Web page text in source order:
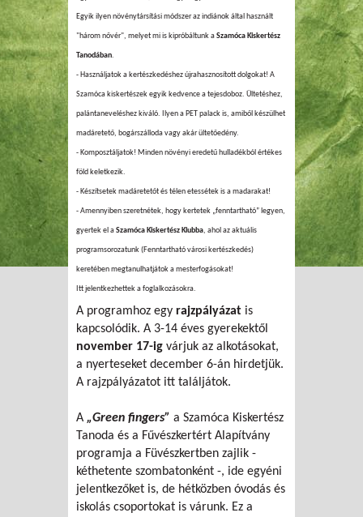
Egyik ilyen növénytársítási módszer az indiánok által használt
"három nővér", melyet mi is kipróbáltunk aSzamóca Kiskertész
Tanodában.
- Használjatok a kertészkedéshez újrahasznosított dolgokat! A
Szamóca kiskertészek egyik kedvence a tejesdoboz. Ültetéshez,
palántaneveléshez kiváló. Ilyen a PET palack is, amiből készülhet
madáretető, bogárszálloda vagy akár ültetőedény.
- Komposztáljatok! Minden növényi eredetű hulladékból értékes
föld keletkezik.
- Készítsetek madáretetőt és télen etessétek is a madarakat!
- Amennyiben szeretnétek, hogy kertetek „fenntartható” legyen,
gyertek el aSzamóca Kiskertész Klubba, ahol az aktuális
programsorozatunk (Fenntartható városi kertészkedés)
keretében megtanulhatjátok a mesterfogásokat!
Itt jelentkezhettek a foglalkozásokra.
A programhoz egy rajzpályázat is
kapcsolódik. A 3-14 éves gyerekektől
november 17-ig várjuk az alkotásokat,
a nyerteseket december 6-án hirdetjük.
A rajzpályázatot itt találjátok.
A „Green fingers” a Szamóca Kiskertész
Tanoda és a Fűvészkertért Alapítvány
programja a Füvészkertben zajlik -
kéthetente szombatonként -, ide egyéni
jelentkezőket is, de hétközben óvodás és
iskolás csoportokat is várunk. Ez a